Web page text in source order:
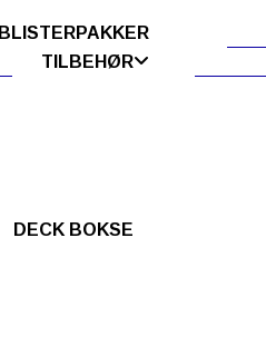
BLISTERPAKKER
TILBEHØR
DECK BOKSE